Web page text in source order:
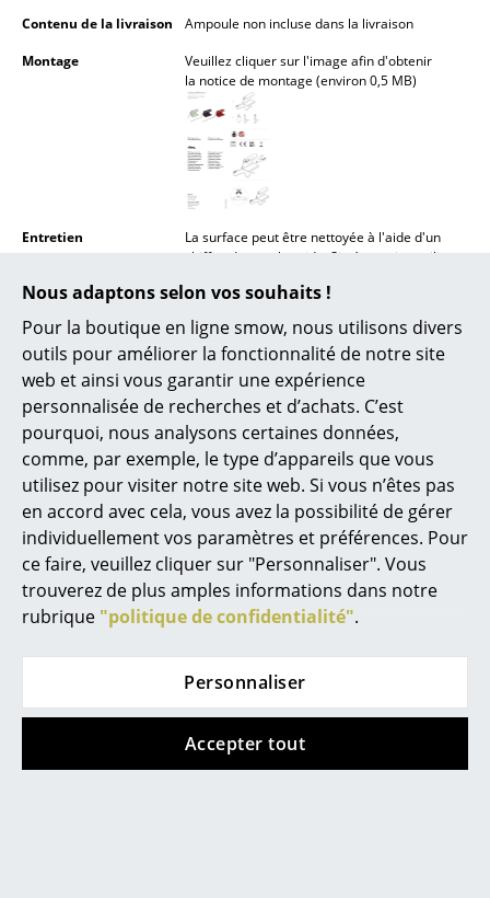
Nous adaptons selon vos souhaits !
Pour la boutique en ligne smow, nous utilisons divers
outils pour améliorer la fonctionnalité de notre site
web et ainsi vous garantir une expérience
personnalisée de recherches et d’achats. C’est
pourquoi, nous analysons certaines données,
comme, par exemple, le type d’appareils que vous
utilisez pour visiter notre site web. Si vous n’êtes pas
en accord avec cela, vous avez la possibilité de gérer
individuellement vos paramètres et préférences. Pour
ce faire, veuillez cliquer sur "Personnaliser". Vous
trouverez de plus amples informations dans notre
rubrique "politique de confidentialité".
Personnaliser
Accepter tout
Lampes sans fil
... voir tous les luminaires
Lits enfants
Tables de chevet et Accessoires de lit
... voir tous les lits
Accessoires
Horloges
Miroirs
Figurines & Miniatures
Vases
Plateaux
Accessoires de bureau
Boîtes de rangement
Contenu de la livraison
Ampoule non incluse dans la livraison
Montage
Veuillez cliquer sur l'image afin d'obtenir
la notice de montage (environ 0,5 MB)
Entretien
La surface peut être nettoyée à l'aide d'un
chiffon doux et humide. Si nécessaire, utiliser
liquide vaisselle.
Garantie
24 mois
Données & Détails
produit
Veuillez cliquer sur l'image afin d'obtenir
les informations détaillées (environ 0,2 MB)
Coups de coeur
Nouveauté Nouveauté